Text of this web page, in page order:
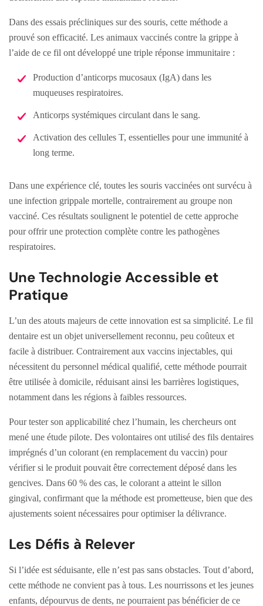
Dans des essais précliniques sur des souris, cette méthode a
prouvé son efficacité. Les animaux vaccinés contre la grippe à
l’aide de ce fil ont développé une triple réponse immunitaire :
Production d’anticorps mucosaux (IgA) dans les
muqueuses respiratoires.
Anticorps systémiques circulant dans le sang.
Activation des cellules T, essentielles pour une immunité à
long terme.
Dans une expérience clé, toutes les souris vaccinées ont survécu à
une infection grippale mortelle, contrairement au groupe non
vacciné. Ces résultats soulignent le potentiel de cette approche
pour offrir une protection complète contre les pathogènes
respiratoires.
Une Technologie Accessible et
Pratique
L’un des atouts majeurs de cette innovation est sa simplicité. Le fil
dentaire est un objet universellement reconnu, peu coûteux et
facile à distribuer. Contrairement aux vaccins injectables, qui
nécessitent du personnel médical qualifié, cette méthode pourrait
être utilisée à domicile, réduisant ainsi les barrières logistiques,
notamment dans les régions à faibles ressources.
Pour tester son applicabilité chez l’humain, les chercheurs ont
mené une étude pilote. Des volontaires ont utilisé des fils dentaires
imprégnés d’un colorant (en remplacement du vaccin) pour
vérifier si le produit pouvait être correctement déposé dans les
gencives. Dans 60 % des cas, le colorant a atteint le sillon
gingival, confirmant que la méthode est prometteuse, bien que des
ajustements soient nécessaires pour optimiser la délivrance.
Les Défis à Relever
Si l’idée est séduisante, elle n’est pas sans obstacles. Tout d’abord,
cette méthode ne convient pas à tous. Les nourrissons et les jeunes
enfants, dépourvus de dents, ne pourraient pas bénéficier de ce